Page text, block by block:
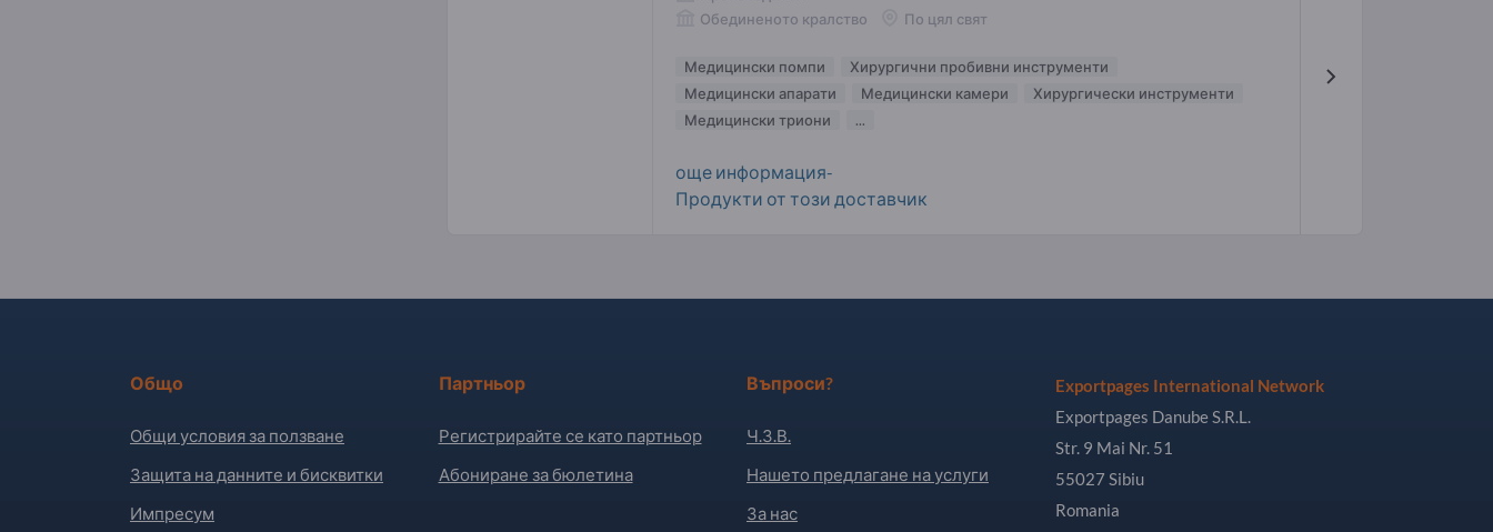
Обединеното кралство
По цял свят
Медицински помпи
Хирургични пробивни инструменти
Медицински апарати
Медицински камери
Хирургически инструменти
Медицински триони
...
още информация-
Продукти от този доставчик
Общо
Общи условия за ползване
Защита на данните и бисквитки
Импресум
Партньор
Регистрирайте се като партньор
Абониране за бюлетина
Въпроси?
Ч.З.В.
Нашето предлагане на услуги
За нас
Exportpages International Network
Exportpages Danube S.R.L.
Str. 9 Mai Nr. 51
55027 Sibiu
Romania